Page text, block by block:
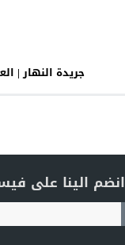
جريدة النهار | العدد 3612 | في 23 -
انضم الينا على